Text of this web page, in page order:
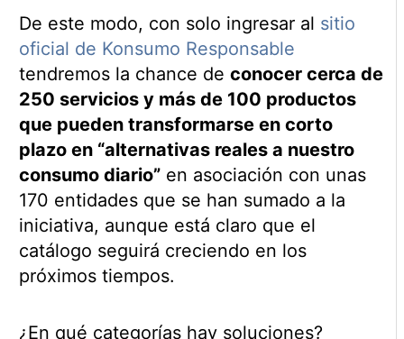
De este modo, con solo ingresar al sitio
oficial de Konsumo Responsable
tendremos la chance de conocer cerca de
250 servicios y más de 100 productos
que pueden transformarse en corto
plazo en “alternativas reales a nuestro
consumo diario”en asociación con unas
170 entidades que se han sumado a la
iniciativa, aunque está claro que el
catálogo seguirá creciendo en los
próximos tiempos.
¿En qué categorías hay soluciones?